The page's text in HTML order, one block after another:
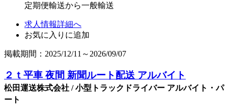
定期便輸送から一般輸送
求人情報詳細へ
お気に入りに追加
掲載期間：2025/12/11～2026/09/07
２ｔ平車 夜間 新聞ルート配送 アルバイト
松田運送株式会社 / 小型トラックドライバー アルバイト・パ
ート